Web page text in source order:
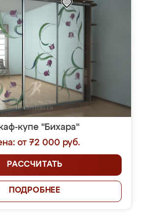
купе "Бихара"
от 72 000 руб.
РАССЧИТАТЬ
ПОДРОБНЕЕ